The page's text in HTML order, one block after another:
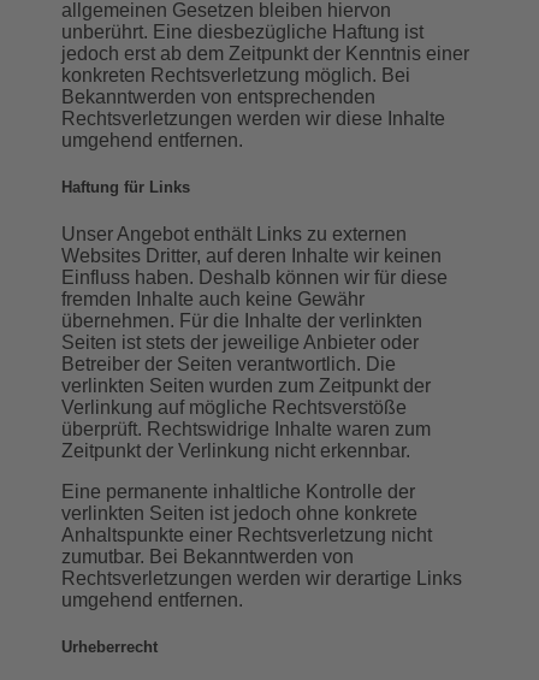
allgemeinen Gesetzen bleiben hiervon
unberührt. Eine diesbezügliche Haftung ist
jedoch erst ab dem Zeitpunkt der Kenntnis einer
konkreten Rechtsverletzung möglich. Bei
Bekanntwerden von entsprechenden
Rechtsverletzungen werden wir diese Inhalte
umgehend entfernen.
Haftung für Links
Unser Angebot enthält Links zu externen
Websites Dritter, auf deren Inhalte wir keinen
Einfluss haben. Deshalb können wir für diese
fremden Inhalte auch keine Gewähr
übernehmen. Für die Inhalte der verlinkten
Seiten ist stets der jeweilige Anbieter oder
Betreiber der Seiten verantwortlich. Die
verlinkten Seiten wurden zum Zeitpunkt der
Verlinkung auf mögliche Rechtsverstöße
überprüft. Rechtswidrige Inhalte waren zum
Zeitpunkt der Verlinkung nicht erkennbar.
Eine permanente inhaltliche Kontrolle der
verlinkten Seiten ist jedoch ohne konkrete
Anhaltspunkte einer Rechtsverletzung nicht
zumutbar. Bei Bekanntwerden von
Rechtsverletzungen werden wir derartige Links
umgehend entfernen.
Urheberrecht